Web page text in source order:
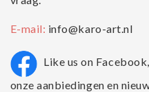
E-mail: info@karo-art.nl
Like us on
onze aanbiedingen en